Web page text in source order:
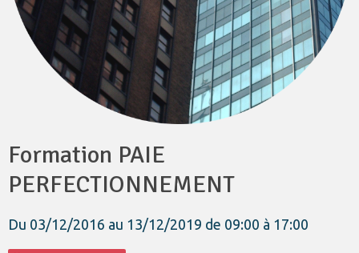
Formation PAIE
PERFECTIONNEMENT
Du 03/12/2016 au 13/12/2019 de 09:00 à 17:00